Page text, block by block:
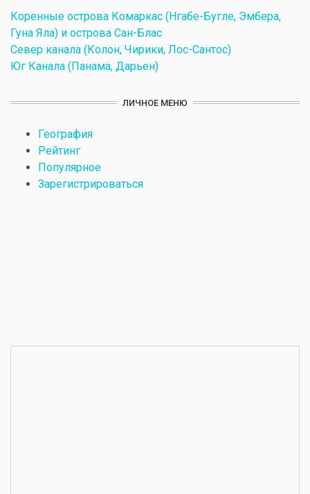
Коренные острова Комаркас (Нгабе-Бугле, Эмбера,
Гуна Яла) и острова Сан-Блас
Север канала (Колон, Чирики, Лос-Сантос)
Юг Канала (Панама, Дарьен)
ЛИЧНОЕ МЕНЮ
География
Рейтинг
Популярное
Зарегистрироваться